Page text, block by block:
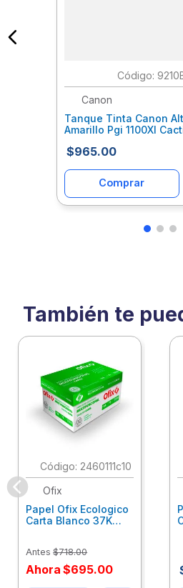
:
Canon
Tanque Tinta Canon
Amarillo Pgi 1100Xl
$965.00
Comprar
También te
: 2460111c10
Ofix
Papel Ofix Ecologico
Carta Blanco 37K
Antes $718.00
Ahora $695.00